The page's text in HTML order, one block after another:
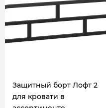
Защитный борт Лофт 2
для кровати в